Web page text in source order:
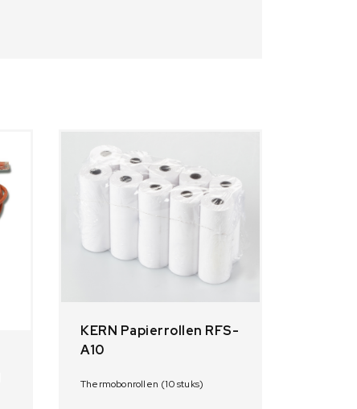
KERN Papierrollen RFS-
A10
Thermobonrollen (10 stuks)